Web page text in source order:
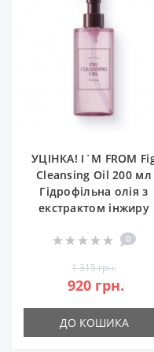
УЦІНКА! I`M FROM
Cleansing Oil 200 мл
Гідрофільна олія з
екстрактом інжиру
0
1 315 грн.
920 грн.
ДО КОШИКА